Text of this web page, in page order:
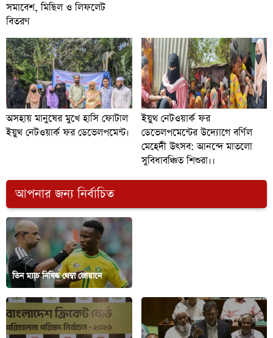
সমাবেশ, মিছিল ও লিফলেট
বিতরণ
অসহায় মানুষের মুখে হাসি ফোটাল
ইয়ুথ নেটওয়ার্ক ফর ডেভেলপমেন্ট।
ইয়ুথ নেটওয়ার্ক ফর
ডেভেলপমেন্টের উদ্যোগে বর্ণিল
মেহেদী উৎসব: আনন্দে মাতলো
সুবিধাবঞ্চিত শিশুরা।।
আপনার জন্য নির্বাচিত
তিন ম্যাচ নিষিদ্ধ থেম্বা জোয়ানে